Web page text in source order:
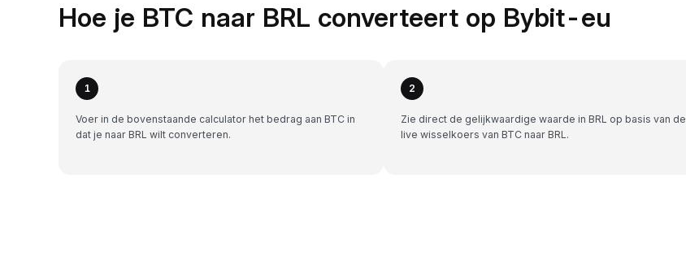
Hoe je BTC naar BRL converteert op Bybit-eu
1
Voer in de bovenstaande calculator het bedrag aan BTC in
dat je naar BRL wilt converteren.
2
Zie direct de gelijkwaardige waarde in BRL op basis van de
live wisselkoers van BTC naar BRL.